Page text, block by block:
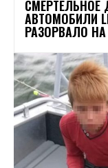
АВТОМОБИЛИ
РАЗОРВАЛО